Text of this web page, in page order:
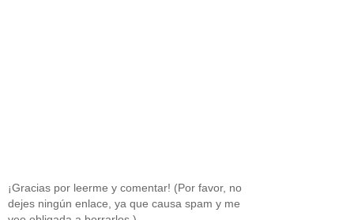
¡Gracias por leerme y comentar! (Por favor, no
dejes ningún enlace, ya que causa spam y me